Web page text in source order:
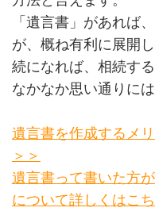
「遺言書」があれば
が、概ね有利に展開
続になれば、相続す
なかなか思い通りには
遺言書を作成するメ
＞＞
遺言書って書いた方
について詳しくはこ